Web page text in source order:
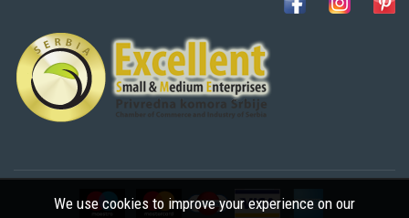
We use cookies to improve your experience on our